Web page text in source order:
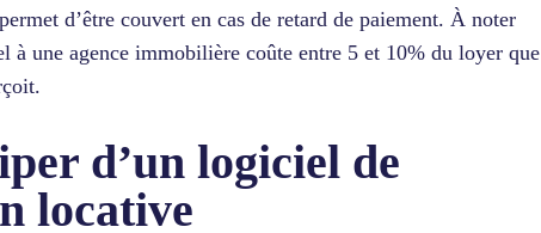
d’être couvert en cas de retard de paiement. À noter
à une agence immobilière coûte entre 5 et 10% du loyer que
d’un logiciel de
locative